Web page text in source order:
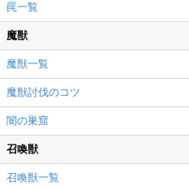
罠一覧
魔獣
魔獣一覧
魔獣討伐のコツ
闇の巣窟
召喚獣
召喚獣一覧